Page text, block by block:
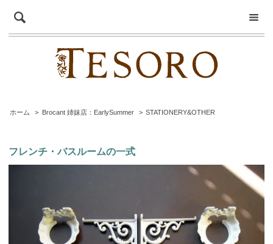
ホーム > Brocant 姉妹店：EarlySummer > STATIONERY&OTHER
フレンチ・バスルームの一式